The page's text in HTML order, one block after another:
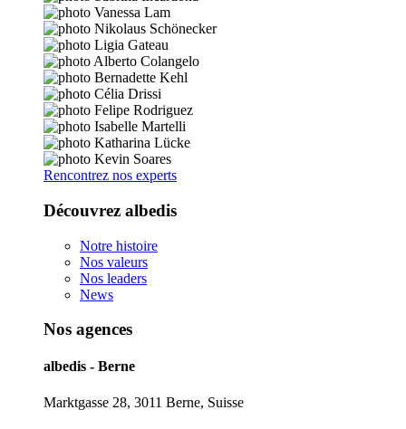
Rencontrez nos experts
Découvrez albedis
Notre histoire
Nos valeurs
Nos leaders
News
Nos agences
albedis - Berne
Marktgasse 28, 3011 Berne, Suisse